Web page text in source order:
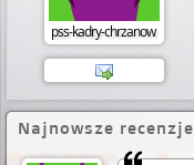
pss-kadry-chrzanow
Najnowsze recenzje